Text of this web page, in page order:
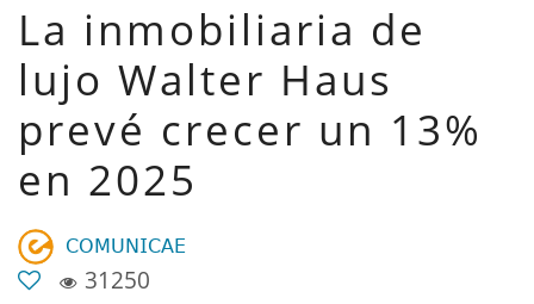
La inmobiliaria de
lujo Walter Haus
prevé crecer un 13%
en 2025
𝖢𝖮𝖬𝖴𝖭𝖨𝖢𝖠𝖤
31250